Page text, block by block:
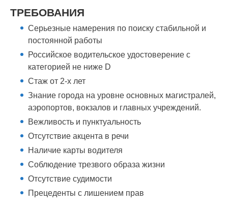
ТРЕБОВАНИЯ
Серьезные намерения по поиску стабильной и
постоянной работы
Российское водительское удостоверение с
категорией не ниже D
Стаж от 2-х лет
Знание города на уровне основных магистралей,
аэропортов, вокзалов и главных учреждений.
Вежливость и пунктуальность
Отсутствие акцента в речи
Наличие карты водителя
Соблюдение трезвого образа жизни
Отсутствие судимости
Прецеденты с лишением прав